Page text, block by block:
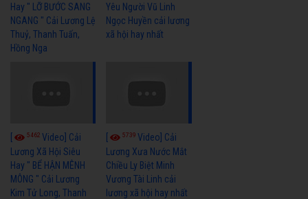
Hay " LỠ BƯỚC SANG
NGANG " Cải Lương Lệ
Thuỷ, Thanh Tuấn,
Hồng Nga
Yêu Người Vũ Linh
Ngọc Huyền cải lương
xã hội hay nhất
5462 Video] Cải
Lương Xã Hội Siêu
Hay " BỂ HẬN MÊNH
MÔNG " Cải Lương
Kim Tử Long, Thanh
5739Video] Cải
Lương Xưa Nước Mắt
Chiều Ly Biệt Minh
Vương Tài Linh cải
lương xã hội hay nhất